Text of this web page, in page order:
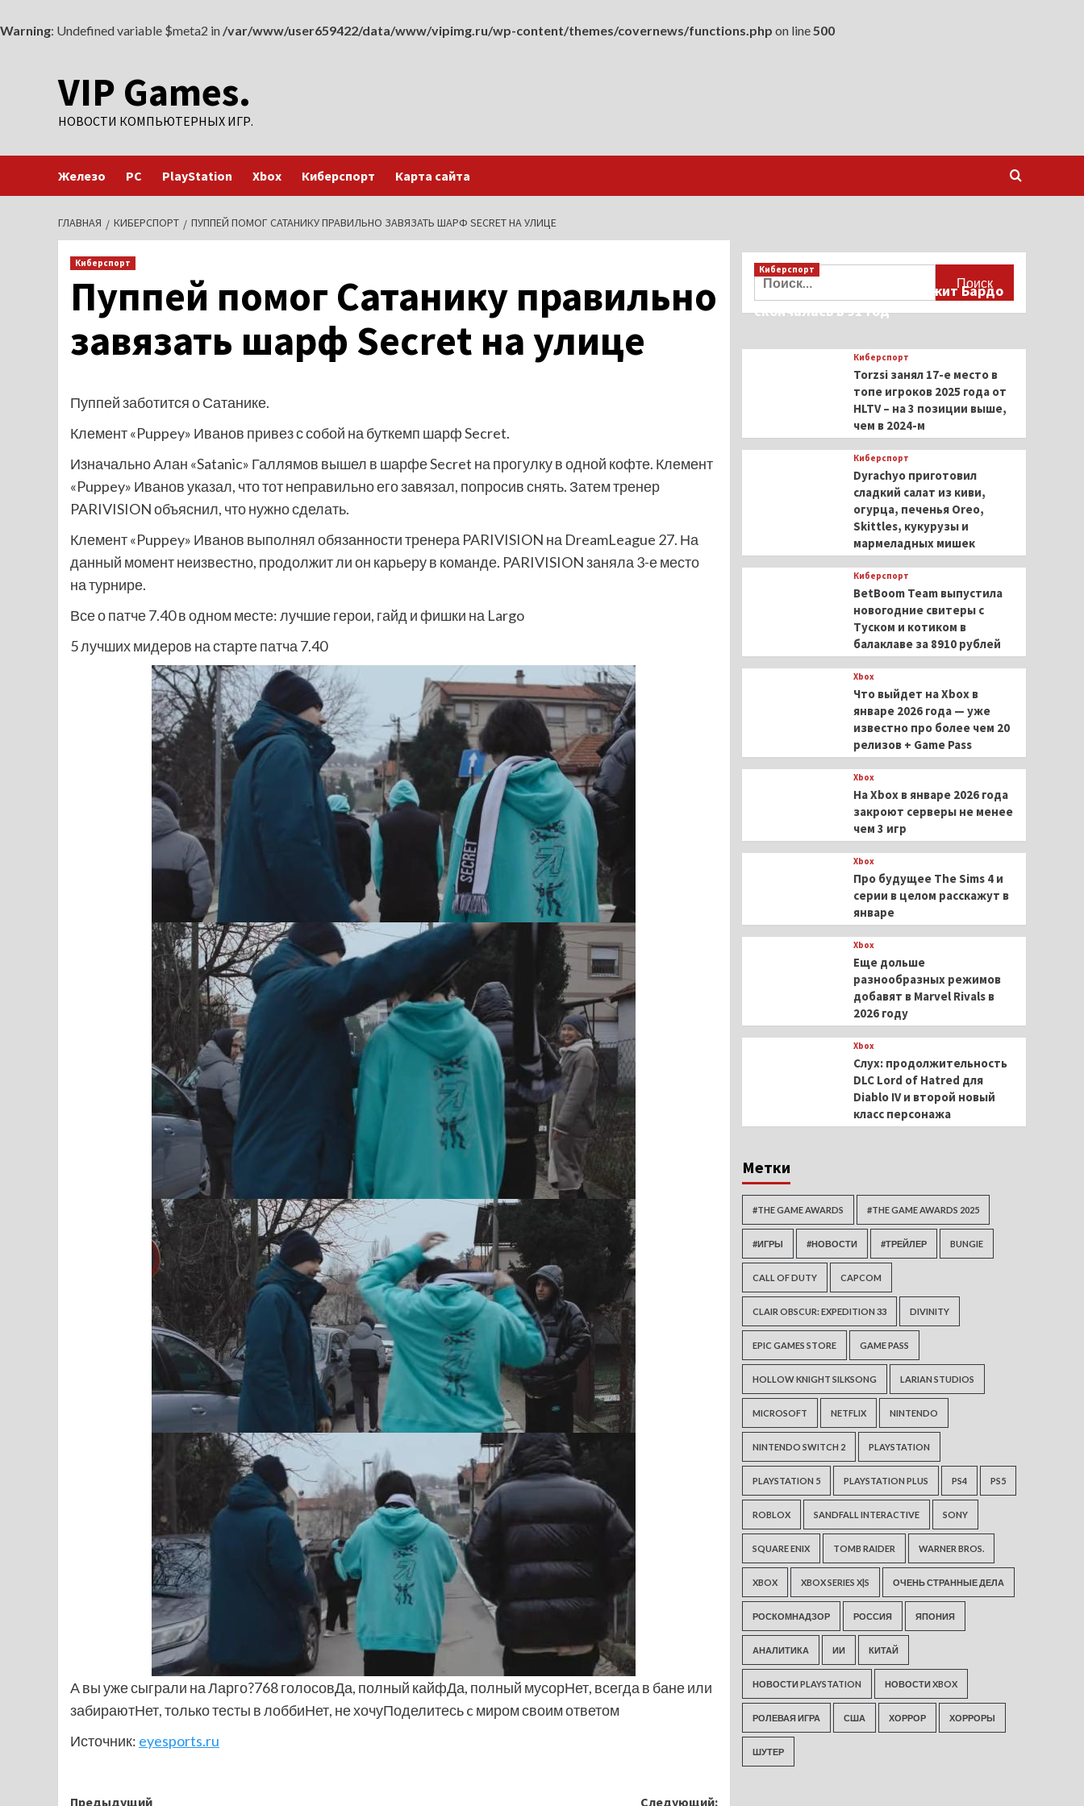
Warning: Undefined variable $meta2 in /var/www/user659422/data/www/vipimg.ru/wp-content/themes/covernews/functions.php on line500
содержимомуVIP Games.
НОВОСТИ КОМПЬЮТЕРНЫХ ИГР.
Железо PC PlayStation Xbox Киберспорт Карта сайта
ГЛАВНАЯ КИБЕРСПОРТ ПУППЕЙ ПОМОГ САТАНИКУ ПРАВИЛЬНО ЗАВЯЗАТЬ ШАРФ SECRET НА УЛИЦЕ
Киберспорт
Пуппей помог Сатанику правильно
завязать шарф Secret на улице
Пуппей заботится о Сатанике.
Клемент «Puppey» Иванов привез с собой на буткемп шарф Secret.
Изначально Алан «Satanic» Галлямов вышел в шарфе Secret на прогулку в одной кофте. Клемент
«Puppey» Иванов указал, что тот неправильно его завязал, попросив снять. Затем тренер
PARIVISION объяснил, что нужно сделать.
Клемент «Puppey» Иванов выполнял обязанности тренера PARIVISION на DreamLeague 27. На
данный момент неизвестно, продолжит ли он карьеру в команде. PARIVISION заняла 3-е место
на турнире.
Все о патче 7.40 в одном месте: лучшие герои, гайд и фишки на Largo
5 лучших мидеров на старте патча 7.40
А вы уже сыграли на Ларго?768 голосовДа, полный кайфДа, полный мусорНет, всегда в бане или
забираютНет, только тесты в лоббиНет, не хочуПоделитесь c миром своим ответом
Источник: eyesports.ru
Предыдущий Следующий:
Найти:
Киберспорт
Французская актриса Брижит Бардо
скончалась в 91 год
Киберспорт
Torzsi занял 17-е место в
топе игроков 2025 года от
HLTV – на 3 позиции выше,
чем в 2024-м
Киберспорт
Dyrachyo приготовил
сладкий салат из киви,
огурца, печенья Oreo,
Skittles, кукурузы и
мармеладных мишек
Киберспорт
BetBoom Team выпустила
новогодние свитеры с
Туском и котиком в
балаклаве за 8910 рублей
Xbox
Что выйдет на Xbox в
январе 2026 года — уже
известно про более чем 20
релизов + Game Pass
Xbox
На Xbox в январе 2026 года
закроют серверы не менее
чем 3 игр
Xbox
Про будущее The Sims 4 и
серии в целом расскажут в
январе
Xbox
Еще дольше
разнообразных режимов
добавят в Marvel Rivals в
2026 году
Xbox
Слух: продолжительность
DLC Lord of Hatred для
Diablo IV и второй новый
класс персонажа
Метки
#THE GAME AWARDS #THE GAME AWARDS 2025
#ИГРЫ #НОВОСТИ #ТРЕЙЛЕР BUNGIE
CALL OF DUTY CAPCOM
CLAIR OBSCUR: EXPEDITION 33 DIVINITY
EPIC GAMES STORE GAME PASS
HOLLOW KNIGHT SILKSONG LARIAN STUDIOS
MICROSOFT NETFLIX NINTENDO
NINTENDO SWITCH 2 PLAYSTATION
PLAYSTATION 5 PLAYSTATION PLUS PS4 PS5
ROBLOX SANDFALL INTERACTIVE SONY
SQUARE ENIX TOMB RAIDER WARNER BROS.
XBOX XBOX SERIES X|S ОЧЕНЬ СТРАННЫЕ ДЕЛА
РОСКОМНАДЗОР РОССИЯ ЯПОНИЯ
АНАЛИТИКА ИИ КИТАЙ
НОВОСТИ PLAYSTATION НОВОСТИ XBOX
РОЛЕВАЯ ИГРА США ХОРРОР ХОРРОРЫ
ШУТЕР